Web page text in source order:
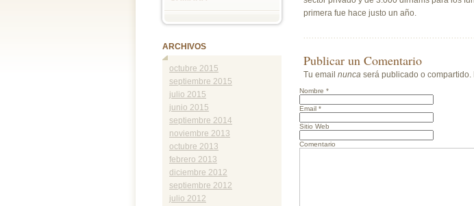
primera fue hace justo un año.
Publicar un Comentario
Tu email nunca será publicado o
Nombre *
Email *
Sitio Web
Comentario
ARCHIVOS
octubre 2015
septiembre 2015
julio 2015
junio 2015
septiembre 2014
noviembre 2013
octubre 2013
febrero 2013
diciembre 2012
septiembre 2012
julio 2012